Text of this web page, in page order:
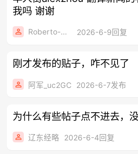
我吗 谢谢
Roberto-008 2026-6-9回复
刚才发布的贴子，咋不见了
阿军_uc2GC 2026-6-7发布
为什么有些帖子点不进去，
辽东经略 2026-6-4回复